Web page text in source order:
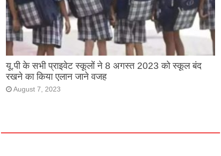
यू.पी के सभी प्राइवेट स्कूलों ने 8 अगस्त 2023 को स्कूल बंद
रखने का किया एलान जाने वजह
August 7, 2023